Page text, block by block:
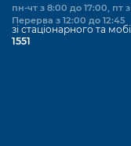
пн-чт з 8:00 до 17:00, пт
Перерва з 12:00 до 12:45
зі стаціонарного та
1551